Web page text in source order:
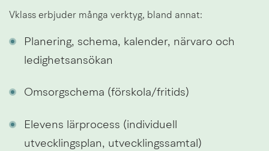
Vklass erbjuder många verktyg, bland annat:
Planering, schema, kalender, närvaro och
ledighetsansökan
Omsorgschema (förskola/fritids)
Elevens lärprocess (individuell
utvecklingsplan, utvecklingssamtal)